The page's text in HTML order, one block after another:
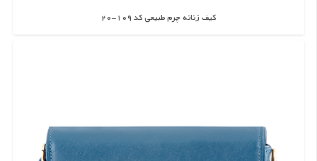
کیف زنانه چرم طبیعی کد 109-20
اطلاعات بیشتر